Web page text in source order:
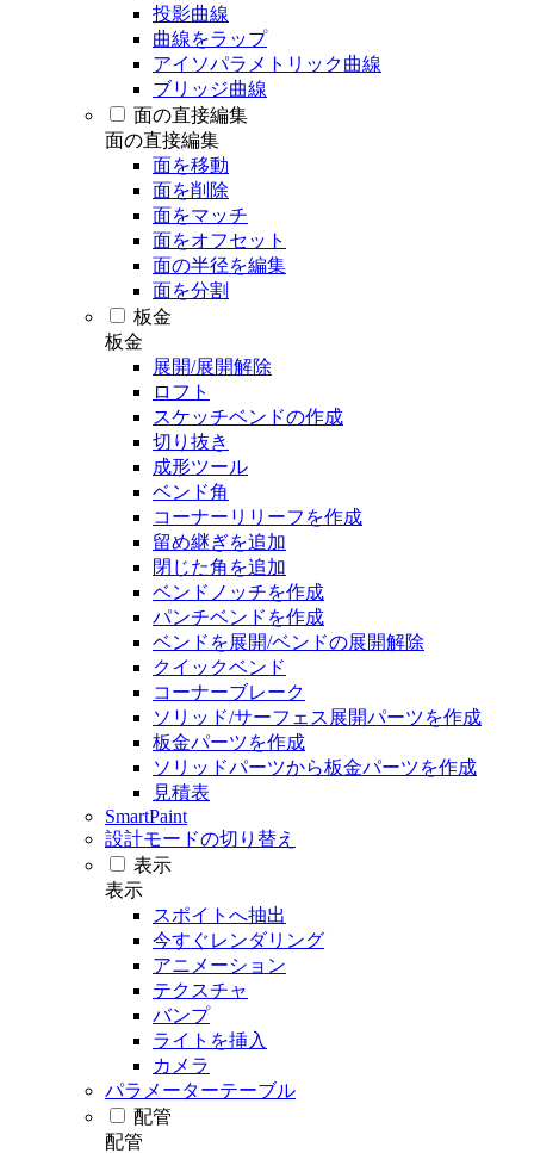
投影曲線
曲線をラップ
アイソパラメトリック曲線
ブリッジ曲線
面の直接編集
面の直接編集
面を移動
面を削除
面をマッチ
面をオフセット
面の半径を編集
面を分割
板金
板金
展開/展開解除
ロフト
スケッチベンドの作成
切り抜き
成形ツール
ベンド角
コーナーリリーフを作成
留め継ぎを追加
閉じた角を追加
ベンドノッチを作成
パンチベンドを作成
ベンドを展開/ベンドの展開解除
クイックベンド
コーナーブレーク
ソリッド/サーフェス展開パーツを作成
板金パーツを作成
ソリッドパーツから板金パーツを作成
見積表
SmartPaint
設計モードの切り替え
表示
表示
スポイトへ抽出
今すぐレンダリング
アニメーション
テクスチャ
バンプ
ライトを挿入
カメラ
パラメーターテーブル
配管
配管